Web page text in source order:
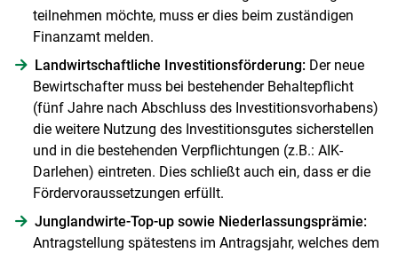
teilnehmen möchte, muss er dies beim zuständigen
Finanzamt melden.
Landwirtschaftliche Investitionsförderung:Der neue
Bewirtschafter muss bei bestehender Behaltepflicht
(fünf Jahre nach Abschluss des Investitionsvorhabens)
die weitere Nutzung des Investitionsgutes sicherstellen
und in die bestehenden Verpflichtungen (z.B.: AIK-
Darlehen) eintreten. Dies schließt auch ein, dass er die
Fördervoraussetzungen erfüllt.
Junglandwirte-Top-up sowie Niederlassungsprämie:
Antragstellung spätestens im Antragsjahr, welches dem